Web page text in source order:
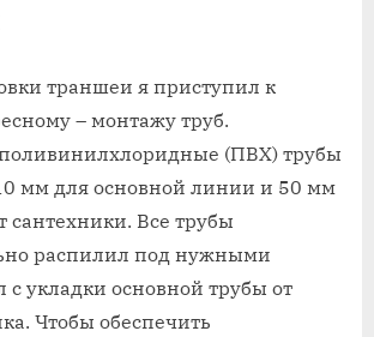
траншеи я приступил к
– монтажу труб.
(ПВХ) трубы
мм для основной линии и 50 мм
сантехники. Все трубы
распилил под нужными
с укладки основной трубы от
Чтобы обеспечить